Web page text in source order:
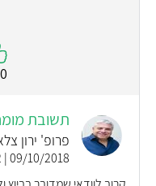
0
תשובת
פרופ' ירון
09/10/2018 | 07:42